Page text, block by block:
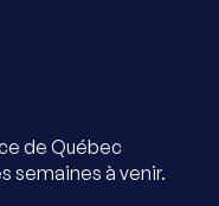
de Québec
semaines à venir.